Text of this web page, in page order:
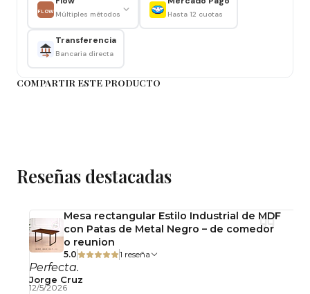
Cubierta de Vidrio 10 mm
Patas: de Metal color Plateado
Silla:
Alto de asiento: 45 cm
Patas: Acero
FLOW Múltiples métodos Hasta 12 cuotas
Transferencia
Bancaria directa
COMPARTIR ESTE PRODUCTO
Reseñas destacadas
Mesa rectangular Estilo Industrial de MDF
con Patas de Metal Negro – de comedor
o reunion
5.0 1 reseña
Perfecta.
Jorge Cruz
12/5/2026